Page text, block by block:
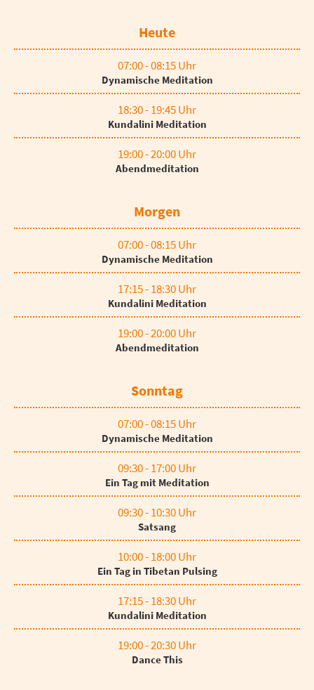
Heute
07:00 - 08:15 Uhr
Dynamische Meditation
18:30 - 19:45 Uhr
Kundalini Meditation
19:00 - 20:00 Uhr
Abendmeditation
Morgen
07:00 - 08:15 Uhr
Dynamische Meditation
17:15 - 18:30 Uhr
Kundalini Meditation
19:00 - 20:00 Uhr
Abendmeditation
Sonntag
07:00 - 08:15 Uhr
Dynamische Meditation
09:30 - 17:00 Uhr
Ein Tag mit Meditation
09:30 - 10:30 Uhr
Satsang
10:00 - 18:00 Uhr
Ein Tag in Tibetan Pulsing
17:15 - 18:30 Uhr
Kundalini Meditation
19:00 - 20:30 Uhr
Dance This